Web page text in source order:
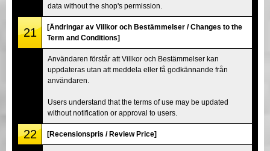
data without the shop's permission.
21
[Ändringar av Villkor och Bestämmelser / Changes to the
Term and Conditions]
Användaren förstår att Villkor och Bestämmelser kan
uppdateras utan att meddela eller få godkännande från
användaren.
Users understand that the terms of use may be updated
without notification or approval to users.
22 [Recensionspris / Review Price]